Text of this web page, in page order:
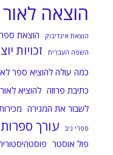
הוצאה לאור
הוצאת אינדיבוק הוצאת
השפה העברית זכויות
כמה עולה להוציא ספר
כתיבת פרוזה להוציא לאור
לשבור את המגירה
ספרי ניב עורך
פול אוסטר